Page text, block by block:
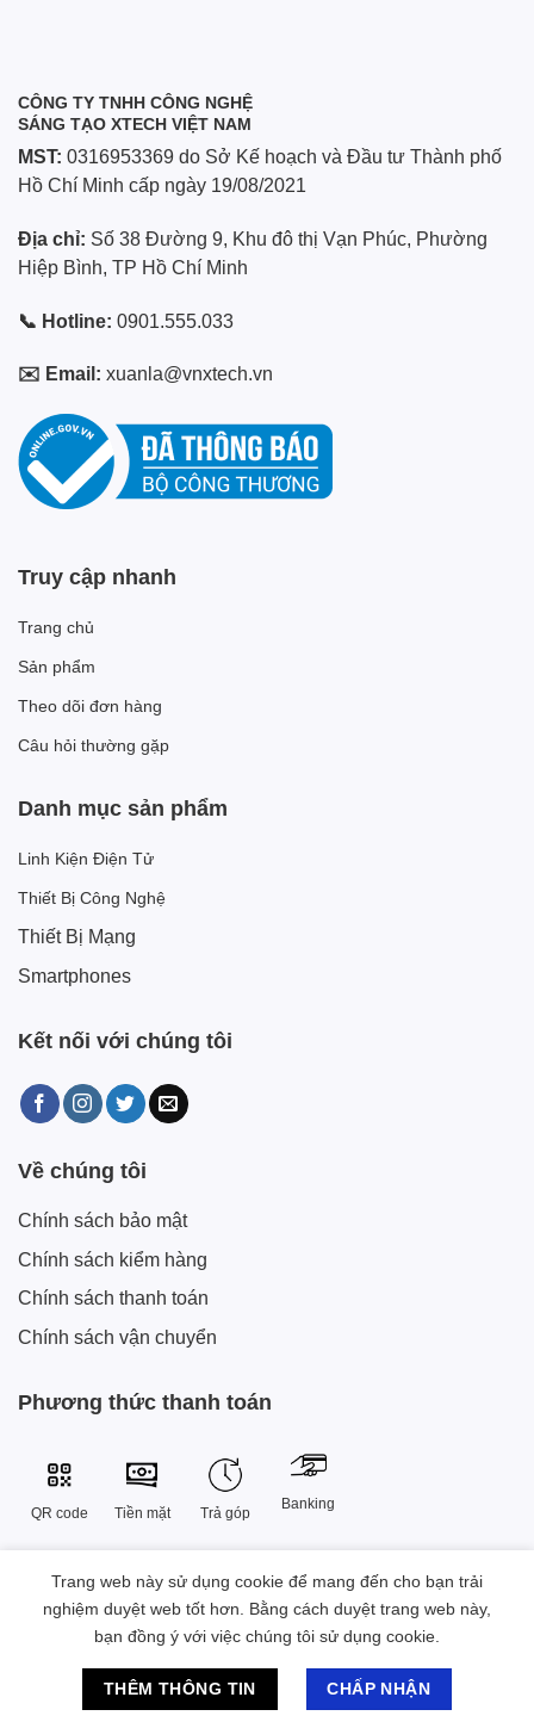
CÔNG TY TNHH CÔNG NGHỆ
SÁNG TẠO XTECH VIỆT NAM
MST: 0316953369 do Sở Kế hoạch và Đầu tư Thành phố
Hồ Chí Minh cấp ngày 19/08/2021
Địa chỉ: Số 38 Đường 9, Khu đô thị Vạn Phúc, Phường
Hiệp Bình, TP Hồ Chí Minh
📞 Hotline: 0901.555.033
✉️ Email: xuanla@vnxtech.vn
Truy cập nhanh
Trang chủ
Sản phẩm
Theo dõi đơn hàng
Câu hỏi thường gặp
Danh mục sản phẩm
Linh Kiện Điện Tử
Thiết Bị Công Nghệ
Thiết Bị Mạng
Smartphones
Kết nối với chúng tôi
Về chúng tôi
Chính sách bảo mật
Chính sách kiểm hàng
Chính sách thanh toán
Chính sách vận chuyển
Phương thức thanh toán
QR code Tiền mặt Trả góp
Banking
Chat hỗ trợ
Công Ty TNHH Công Nghệ Sáng Tạo Xtech Việt Nam
38 Đường Số 9 , Khu đô thị Vạn Phúc, Phường Hiệp Bình, Thành
phố Hồ Chí Minh, Việt Nam.
2023 © Bản quyền Sở hữu thuộc Xtech Việt Nam
Trang web này sử dụng cookie để mang đến cho bạn trải
nghiệm duyệt web tốt hơn. Bằng cách duyệt trang web này,
bạn đồng ý với việc chúng tôi sử dụng cookie.
THÊM THÔNG TIN CHẤP NHẬN